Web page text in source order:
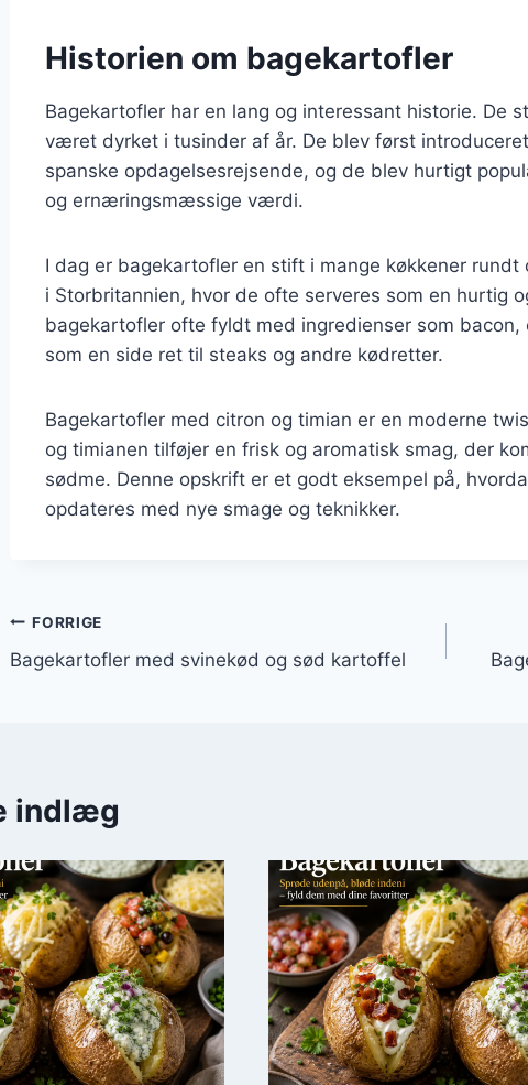
Historien om bagekartofler
Bagekartofler har en lang og interessant historie. De
været dyrket i tusinder af år. De blev først
spanske opdagelsesrejsende, og de blev hurtigt
og ernæringsmæssige værdi.
I dag er bagekartofler en stift i mange køkkener
i Storbritannien, hvor de ofte serveres som en hurtig
bagekartofler ofte fyldt med ingredienser som
som en side ret til steaks og andre kødretter.
Bagekartofler med citron og timian er en moderne
og timianen tilføjer en frisk og aromatisk smag, der
sødme. Denne opskrift er et godt eksempel på,
opdateres med nye smage og teknikker.
Indlægsnavigation
FORRIGE
Bagekartofler med svinekød og sød kartoffel
indlæg